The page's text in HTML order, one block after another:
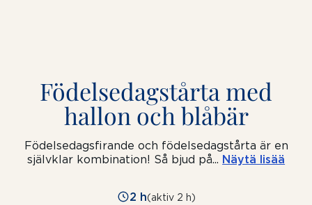
Födelsedagstårta med
hallon och blåbär
Födelsedagsfirande och födelsedagstårta är en
självklar kombination! Så bjud på... Näytä lisää
2 h(aktiv 2 h)